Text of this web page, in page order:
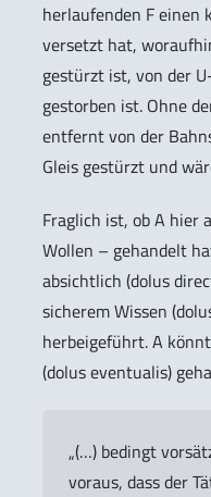
herlaufenden F einen
versetzt hat,
gestürzt ist, von der
gestorben ist. Ohne
entfernt von der
Gleis gestürzt und
Fraglich ist, ob A hier
Wollen – gehandelt
absichtlich (dolus
sicherem Wissen (
herbeigeführt. A
(dolus eventualis)
„(…) bedingt
voraus, dass der